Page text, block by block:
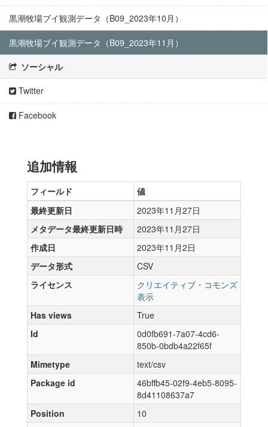
黒潮牧場ブイ観測データ（B09_2023年10月）
黒潮牧場ブイ観測データ（B09_2023年11月）
ソーシャル
Twitter
Facebook
追加情報
フィールド
値
最終更新日
2023年11月27日
メタデータ最終更新日時
2023年11月27日
作成日
2023年11月2日
データ形式
CSV
ライセンス
クリエイティブ・コモンズ
表示
Has views
True
Id
0d0fb691-7a07-4cd6-
850b-0bdb4a22f65f
Mimetype
text/csv
Package id
46bffb45-02f9-4eb5-8095-
8d41108637a7
Position
10